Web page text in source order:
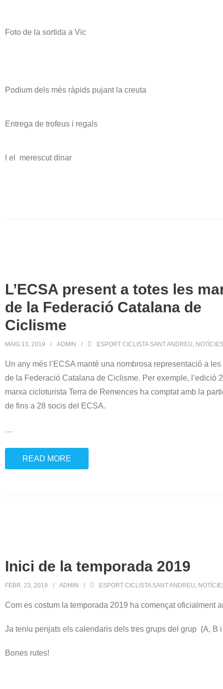
Foto de la sortida a Vic
Podium dels més ràpids pujant la creuta
Entrega de trofeus i regals
I el merescut dinar
L’ECSA present a totes les
de la Federació Catalana de
Ciclisme
MAIG 13, 2019 ADMIN ESPORT CICLISTA SANT ANDREU, NOTÍCIES
Un any més l’ECSA manté una nombrosa representació a les
de la Federació Catalana de Ciclisme. Per exemple, l’edició
marxa cicloturista Terra de Remences ha comptat amb la
de fins a 28 socis del ECSA.
…
READ MORE
Inici de la temporada 2019
FEBR. 23, 2019 ADMIN ESPORT CICLISTA SANT ANDREU,
Com es costum la temporada 2019 ha començat oficialment
Ja teniu penjats els calendaris dels tres grups del grup (A, B
Bones rutes!